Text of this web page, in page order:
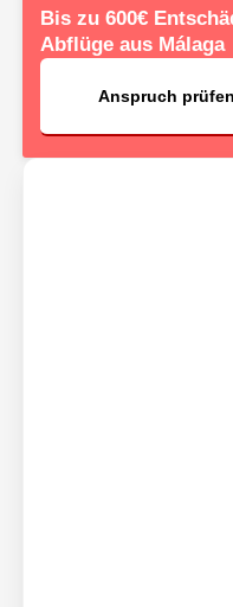
Bis zu 600€
Abflüge aus Málaga
Anspruch